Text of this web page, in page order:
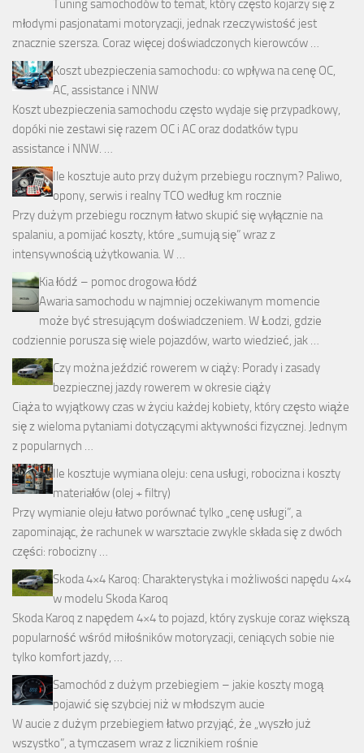
Tuning samochodów to temat, który często kojarzy się z
młodymi pasjonatami motoryzacji, jednak rzeczywistość jest
znacznie szersza. Coraz więcej doświadczonych kierowców …
Koszt ubezpieczenia samochodu: co wpływa na cenę OC,
AC, assistance i NNW
Koszt ubezpieczenia samochodu często wydaje się przypadkowy,
dopóki nie zestawi się razem OC i AC oraz dodatków typu
assistance i NNW. …
Ile kosztuje auto przy dużym przebiegu rocznym? Paliwo,
opony, serwis i realny TCO według km rocznie
Przy dużym przebiegu rocznym łatwo skupić się wyłącznie na
spalaniu, a pomijać koszty, które „sumują się” wraz z
intensywnością użytkowania. W …
Kia łódź – pomoc drogowa łódź
Awaria samochodu w najmniej oczekiwanym momencie
może być stresującym doświadczeniem. W Łodzi, gdzie
codziennie porusza się wiele pojazdów, warto wiedzieć, jak …
Czy można jeździć rowerem w ciąży: Porady i zasady
bezpiecznej jazdy rowerem w okresie ciąży
Ciąża to wyjątkowy czas w życiu każdej kobiety, który często wiąże
się z wieloma pytaniami dotyczącymi aktywności fizycznej. Jednym
z popularnych …
Ile kosztuje wymiana oleju: cena usługi, robocizna i koszty
materiałów (olej + filtry)
Przy wymianie oleju łatwo porównać tylko „cenę usługi”, a
zapominając, że rachunek w warsztacie zwykle składa się z dwóch
części: robocizny …
Skoda 4×4 Karoq: Charakterystyka i możliwości napędu 4×4
w modelu Skoda Karoq
Skoda Karoq z napędem 4×4 to pojazd, który zyskuje coraz większą
popularność wśród miłośników motoryzacji, ceniących sobie nie
tylko komfort jazdy, …
Samochód z dużym przebiegiem – jakie koszty mogą
pojawić się szybciej niż w młodszym aucie
W aucie z dużym przebiegiem łatwo przyjąć, że „wyszło już
wszystko”, a tymczasem wraz z licznikiem rośnie